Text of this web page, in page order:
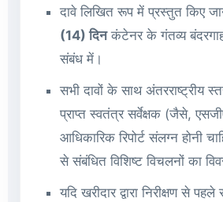
दावे लिखित रूप में प्रस्तुत किए
(14) दिनकंटेनर के गंतव्य
संबंध में।
सभी दावों के साथ अंतरराष्ट्रीय
प्राप्त स्वतंत्र सर्वेक्षक (जैसे,
आधिकारिक रिपोर्ट संलग्न होनी
से संबंधित विशिष्ट विचलनों का
यदि खरीदार द्वारा निरीक्षण से